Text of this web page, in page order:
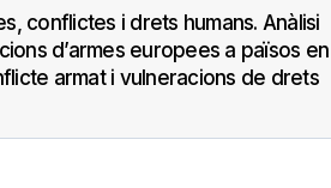
conflictes i drets humans. Anàlisi
d’armes europees a països en
armat i vulneracions de drets